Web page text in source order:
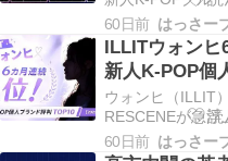
これは…
ンキングTOP5
月の王者は
KiiiKiiiを抑えて初
グループブラン
TOP5 「最近、K-
プが多…
60日前 はっさー
ILLITウォンヒ
新人K-POP個
TOP10【2026
ウォンヒ（ILLIT
RESCENEが急
人K-POP個人ブ
グTOP5 2026年6
60日前 はっさー